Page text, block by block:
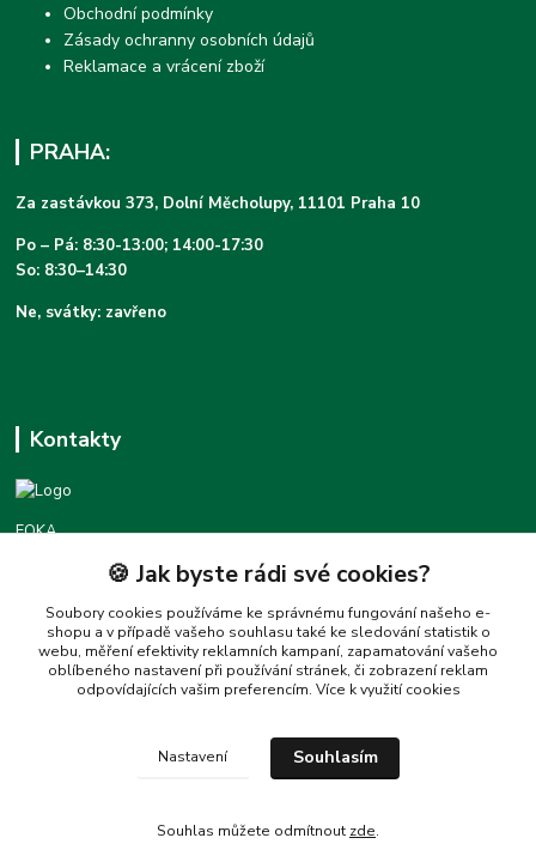
Obchodní podmínky
Zásady ochranny osobních údajů
Reklamace a vrácení zboží
PRAHA:
Za zastávkou 373, Dolní Měcholupy, 11101 Praha 10
Po – Pá: 8:30-13:00; 14:00-17:30
So: 8:30–14:30
Ne, svátky: zavřeno
Kontakty
FOKA
Podpora foka.cz
+420777455677
(Po-Pá 8:30-16:00)
love@foka.cz
🍪 Jak byste rádi své cookies?
Soubory cookies používáme ke správnému fungování našeho e-
shopu a v případě vašeho souhlasu také ke sledování statistik o
webu, měření efektivity reklamních kampaní, zapamatování vašeho
oblíbeného nastavení při používání stránek, či zobrazení reklam
odpovídajících vašim preferencím. Více k využití cookies
Nastavení Souhlasím
Souhlas můžete odmítnout zde.